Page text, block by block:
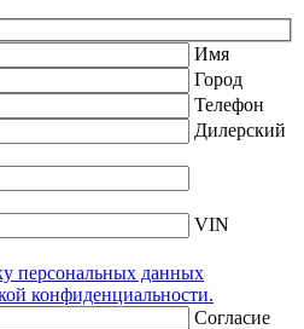
Имя
Город
Телефон
Дилерский
VIN
персональных данных
конфиденциальности.
Согласие